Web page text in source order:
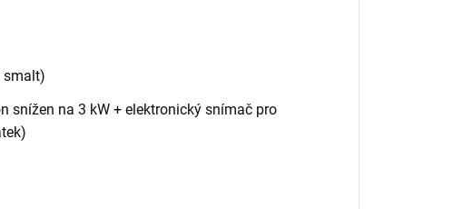
smalt)
snížen na 3 kW + elektronický snímač pro